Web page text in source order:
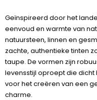
Geïnspireerd door het
eenvoud en warmte van
natuursteen, linnen en
zachte, authentieke tinten
taupe. De vormen zijn
levensstijl oproept die dicht
voor het creëren van een
charme.